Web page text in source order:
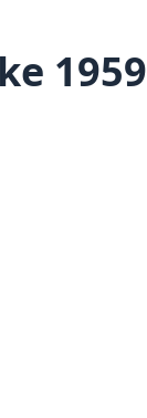
1959